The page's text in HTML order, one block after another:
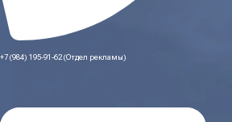
+7 (984) 195-91-62 (Отдел рекламы)